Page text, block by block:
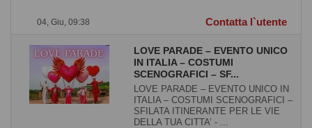
04, Giu, 09:38 Contatta l`utente
LOVE PARADE – EVENTO UNICO
IN ITALIA – COSTUMI
SCENOGRAFICI – SF...
LOVE PARADE – EVENTO UNICO IN
ITALIA – COSTUMI SCENOGRAFICI –
SFILATA ITINERANTE PER LE VIE
DELLA TUA CITTA’ - ...